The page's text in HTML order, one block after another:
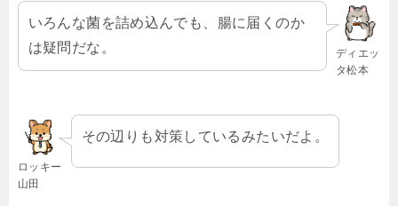
ディエッ
タ松本
いろんな菌を詰め込んでも、腸に届くのか
は疑問だな。
ロッキー
山田
その辺りも対策しているみたいだよ。